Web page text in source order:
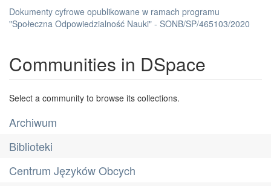
Dokumenty cyfrowe opublikowane w ramach programu
"Społeczna Odpowiedzialność Nauki" - SONB/SP/465103/2020
Communities in DSpace
Select a community to browse its collections.
Archiwum
Biblioteki
Centrum Języków Obcych